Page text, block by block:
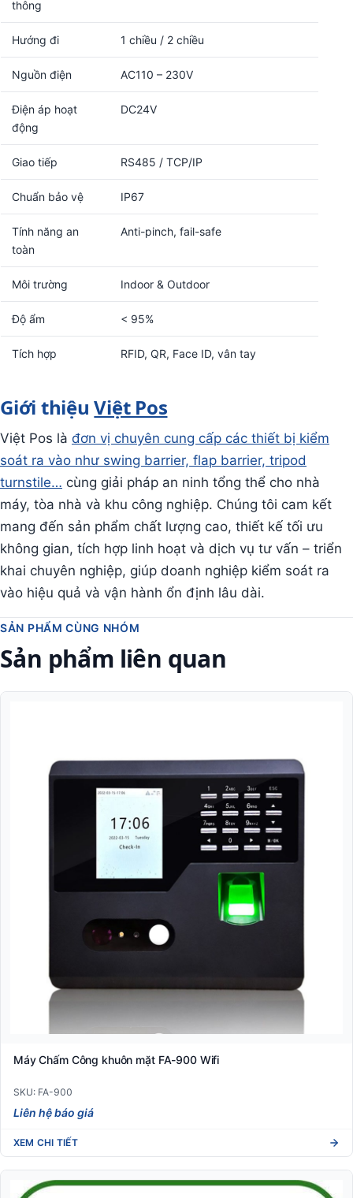
thông
Hướng đi 1 chiều / 2 chiều
Nguồn điện AC110 – 230V
Điện áp hoạt
động
DC24V
Giao tiếp RS485 / TCP/IP
Chuẩn bảo vệ IP67
Tính năng an
toàn
Anti-pinch, fail-safe
Môi trường Indoor & Outdoor
Độ ẩm < 95%
Tích hợp RFID, QR, Face ID, vân tay
Giới thiệuViệt Pos
Việt Pos là đơn vị chuyên cung cấp các thiết bị kiểm
soát ra vào như swing barrier, flap barrier, tripod
turnstile… cùng giải pháp an ninh tổng thể cho nhà
máy, tòa nhà và khu công nghiệp. Chúng tôi cam kết
mang đến sản phẩm chất lượng cao, thiết kế tối ưu
không gian, tích hợp linh hoạt và dịch vụ tư vấn – triển
khai chuyên nghiệp, giúp doanh nghiệp kiểm soát ra
vào hiệu quả và vận hành ổn định lâu dài.
SẢN PHẨM CÙNG NHÓM
Sản phẩm liên quan
Máy Chấm Công khuôn mặt FA-900 Wifi
SKU: FA-900
Liên hệ báo giá
XEM CHI TIẾT